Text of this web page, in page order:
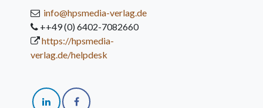
info@hpsmedia-verlag.de
++49 (0) 6402-7082660
https://hpsmedia-
verlag.de/helpdesk